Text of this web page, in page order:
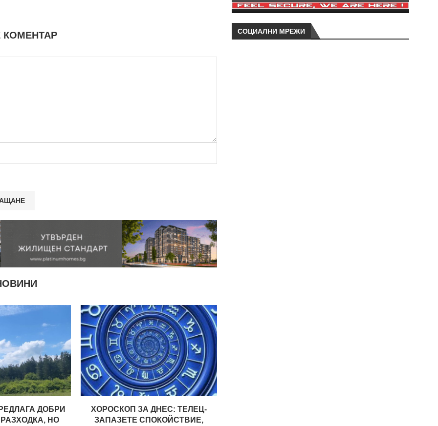
КОМЕНТАР
ДОБРИ
НО
ХОРОСКОП ЗА ДНЕС: ТЕЛЕЦ-
ЗАПАЗЕТЕ СПОКОЙСТВИЕ,
СОЦИАЛНИ МРЕЖИ